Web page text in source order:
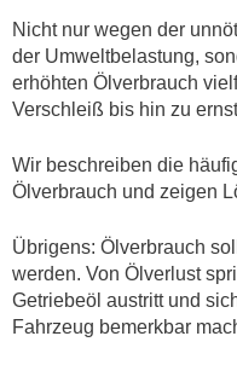
Nicht nur wegen der
der Umweltbelastung,
erhöhten Ölverbrauch
Verschleiß bis hin zu
Wir beschreiben die
Ölverbrauch und zeigen
Übrigens: Ölverbrauch
werden. Von Ölverlust
Getriebeöl austritt und
Fahrzeug bemerkbar